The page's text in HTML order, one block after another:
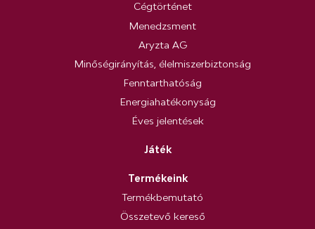
Cégtörténet
Menedzsment
Aryzta AG
Minőségirányítás, élelmiszerbiztonság
Fenntarthatóság
Energiahatékonyság
Éves jelentések
Játék
Termékeink
Termékbemutató
Összetevő kereső